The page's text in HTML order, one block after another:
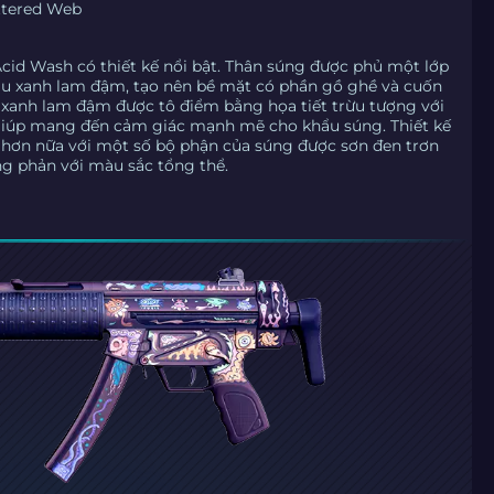
Web
Wash có thiết kế nổi bật. Thân súng được phủ một lớp
xanh lam đậm, tạo nên bề mặt có phần gồ ghề và cuốn
lam đậm được tô điểm bằng họa tiết trừu tượng với
mang đến cảm giác mạnh mẽ cho khẩu súng. Thiết kế
nữa với một số bộ phận của súng được sơn đen trơn
phản với màu sắc tổng thể.